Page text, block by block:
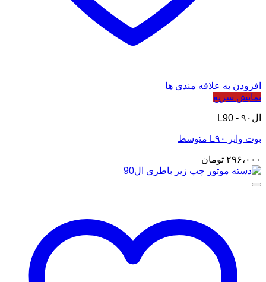
افزودن به علاقه مندی ها
نمایش سریع
ال۹۰ - L90
بوت وایر L۹۰ متوسط
۲۹۶،۰۰۰ تومان